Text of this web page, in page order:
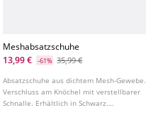
Meshabsatzschuhe
13,99 €
-61% 35,99 €
Absatzschuhe aus dichtem Mesh-Gewebe.
Verschluss am Knöchel mit verstellbarer
Schnalle. Erhältlich in Schwarz.